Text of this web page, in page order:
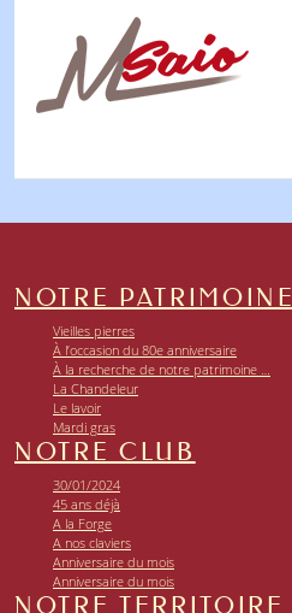
NOTRE PATRIMOINE
Vieilles pierres
À l’occasion du 80e anniversaire
À la recherche de notre patrimoine …
La Chandeleur
Le lavoir
Mardi gras
NOTRE CLUB
30/01/2024
45 ans déjà
A la Forge
A nos claviers
Anniversaire du mois
Anniversaire du mois
NOTRE TERRITOIRE